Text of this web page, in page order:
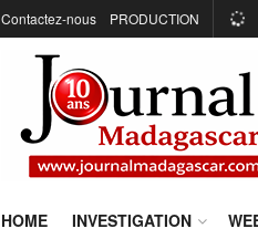
Contactez-nous PRODUCTION
HOME INVESTIGATION